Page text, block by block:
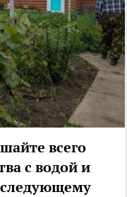
всего
с водой и
следующему